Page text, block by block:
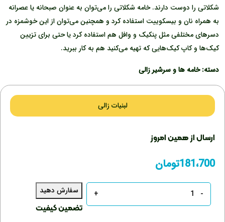
شکلاتی را دوست دارند. خامه شکلاتی را می‌توان به عنوان صبحانه یا عصرانه
به همراه نان و بیسکوییت استفاده کرد و همچنین می‌توان از این خوشمزه در
دسرهای مختلفی مثل پنکیک و وافل هم استفاده کرد یا حتی برای تزیین
کیک‌ها و کاپ کیک‌هایی که تهیه می‌کنید هم به کار ببرید.
دسته:خامه ها و سرشیر زالی
لبنیات زالی
ارسال از همین امروز
181،700تومان
تعداد سفارش دهید
تضمین کیفیت